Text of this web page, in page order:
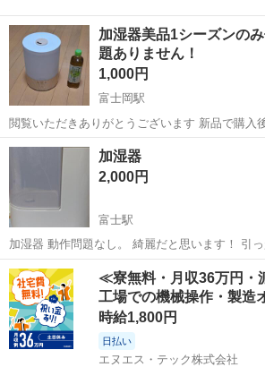
加湿器美品1シーズンの
題ありません！
1,000円
富士岡駅
閲覧いただきありがとうございます 新品で購入
の美品な加湿器です。 加湿能力が高いモデルな
てくれていました。引っ越しにともない出品致
り、様々な色に設定できたりタイ...
静岡 御殿場市 富士岡駅
加湿器
2,000円
富士駅
加湿器 動作問題なし。 綺麗だと思います！ 引
します！
静岡 富士市 富士駅 季節、空調家電
≪寮無料・月収36万円・
工場での機械操作・製造
時給1,800円
日払い
エヌエス・テック株式会社